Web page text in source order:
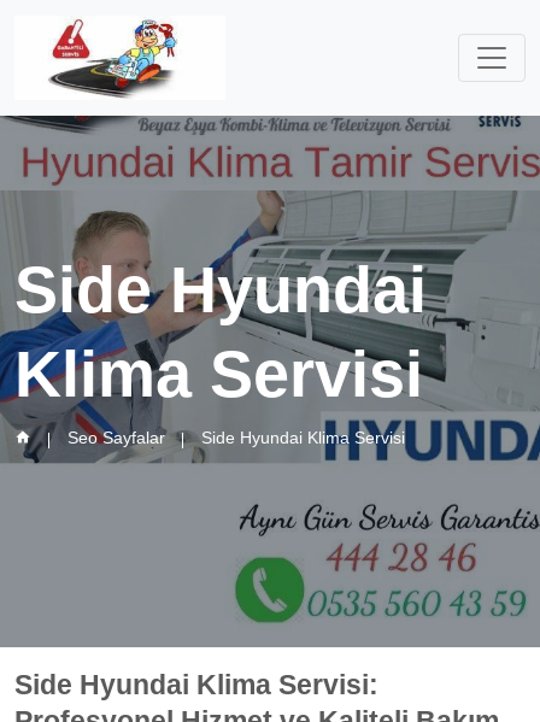
Side Hyundai
Klima Servisi
Seo Sayfalar Side Hyundai Klima Servisi
Side Hyundai Klima Servisi: